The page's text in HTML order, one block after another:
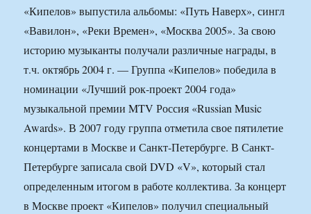
«Кипелов» выпустила альбомы: «Путь Наверх», сингл
«Вавилон», «Реки Времен», «Москва 2005». За свою
историю музыканты получали различные награды, в
т.ч. октябрь 2004 г. — Группа «Кипелов» победила в
номинации «Лучший рок-проект 2004 года»
музыкальной премии MTV Россия «Russian Music
Awards». В 2007 году группа отметила свое пятилетие
концертами в Москве и Санкт-Петербурге. В Санкт-
Петербурге записала свой DVD «V», который стал
определенным итогом в работе коллектива. За концерт
в Москве проект «Кипелов» получил специальный